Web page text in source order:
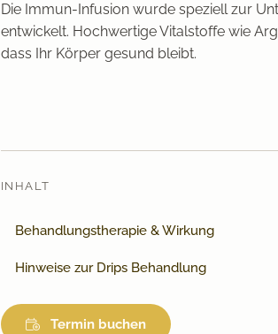
Die Immun-Infusion wurde speziell zur
entwickelt. Hochwertige Vitalstoffe wie
dass Ihr Körper gesund bleibt.
INHALT
Behandlungstherapie & Wirkung
Hinweise zur Drips Behandlung
Termin buchen